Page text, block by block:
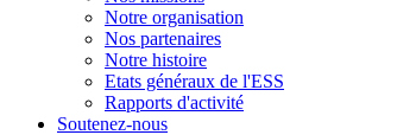
Notre organisation
Nos partenaires
Notre histoire
Etats généraux de l'ESS
Rapports d'activité
Soutenez-nous